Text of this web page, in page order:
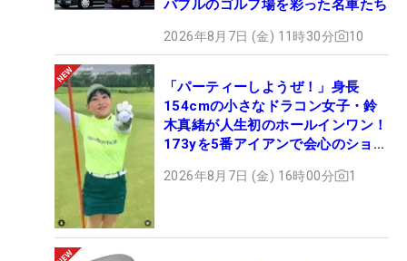
バブルのゴルフ場を彩った名車たち
2026年8月7日 (金) 11時30分 10
「パーティーしようぜ！」身長
154cmの小さなドラコン女子・鈴
木真緒が人生初のホールインワン！
173yを5番アイアンで会心のショッ
2026年8月7日 (金) 16時00分 1